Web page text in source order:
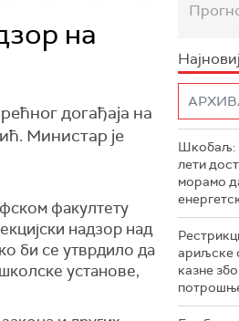
на
догађаја на
Министар је
факултету
надзор над
би се утврдило да
установе,
Шкобаљ:
лети
морамо
ариљске
казне